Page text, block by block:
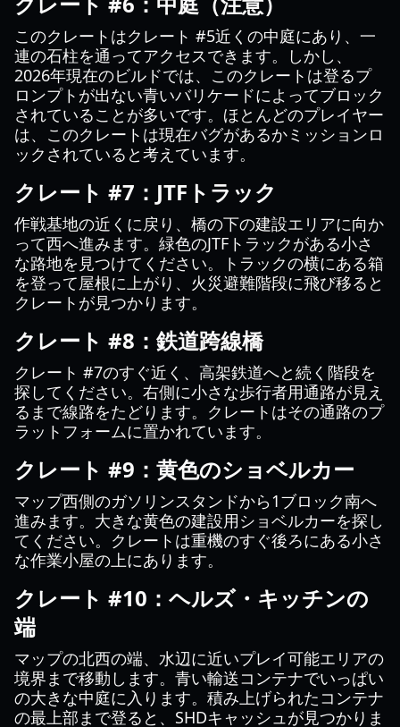
このクレートはクレート #5近くの中庭にあり、一
連の石柱を通ってアクセスできます。しかし、
2026年現在のビルドでは、このクレートは登るプ
ロンプトが出ない青いバリケードによってブロック
されていることが多いです。ほとんどのプレイヤー
は、このクレートは現在バグがあるかミッションロ
ックされていると考えています。
クレート #7：JTFトラック
作戦基地の近くに戻り、橋の下の建設エリアに向か
って西へ進みます。緑色のJTFトラックがある小さ
な路地を見つけてください。トラックの横にある箱
を登って屋根に上がり、火災避難階段に飛び移ると
クレートが見つかります。
クレート #8：鉄道跨線橋
クレート #7のすぐ近く、高架鉄道へと続く階段を
探してください。右側に小さな歩行者用通路が見え
るまで線路をたどります。クレートはその通路のプ
ラットフォームに置かれています。
クレート #9：黄色のショベルカー
マップ西側のガソリンスタンドから1ブロック南へ
進みます。大きな黄色の建設用ショベルカーを探し
てください。クレートは重機のすぐ後ろにある小さ
な作業小屋の上にあります。
クレート #10：ヘルズ・キッチンの
端
マップの北西の端、水辺に近いプレイ可能エリアの
境界まで移動します。青い輸送コンテナでいっぱい
の大きな中庭に入ります。積み上げられたコンテナ
の最上部まで登ると、SHDキャッシュが見つかりま